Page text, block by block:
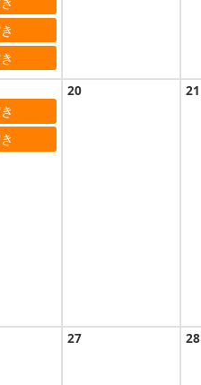
20 21
27 28